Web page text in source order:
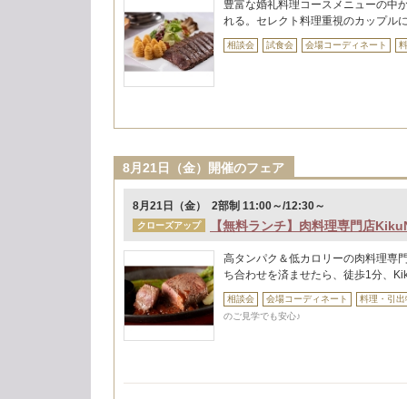
豊富な婚礼料理コースメニューの中
れる。セレクト料理重視のカップル
相談会 試食会 会場コーディネート
8月21日（金）開催のフェア
8月21日（金） 2部制 11:00～/12:30～
クローズアップ 【無料ランチ】肉料理専門店
高タンパク＆低カロリーの肉料理専
ち合わせを済ませたら、徒歩1分、
相談会 会場コーディネート
料理・引
のご見学でも安心♪